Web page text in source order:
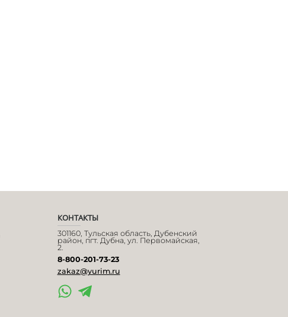
КОНТАКТЫ
301160, Тульская область, Дубенский
район, пгт. Дубна, ул. Первомайская,
2.
8-800-201-73-23
zakaz@yurim.ru